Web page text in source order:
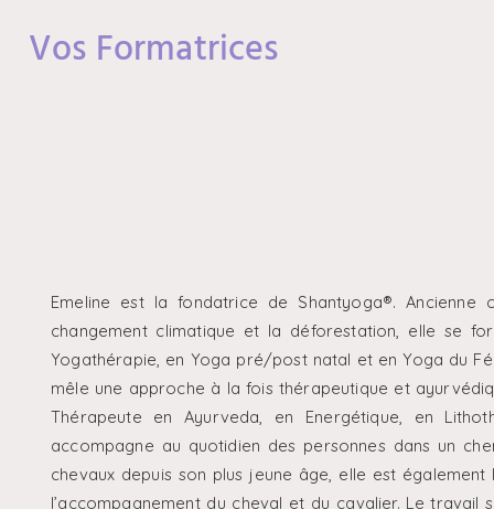
Vos Formatrices
Emeline est la fondatrice de Shantyoga®.
changement climatique et la déforestation, elle se
Yogathérapie, en Yoga pré/post natal et en Yoga du
mêle une approche à la fois thérapeutique et
Thérapeute en Ayurveda, en Energétique, en
accompagne au quotidien des personnes dans un
chevaux depuis son plus jeune âge, elle est
l’accompagnement du cheval et du cavalier. Le